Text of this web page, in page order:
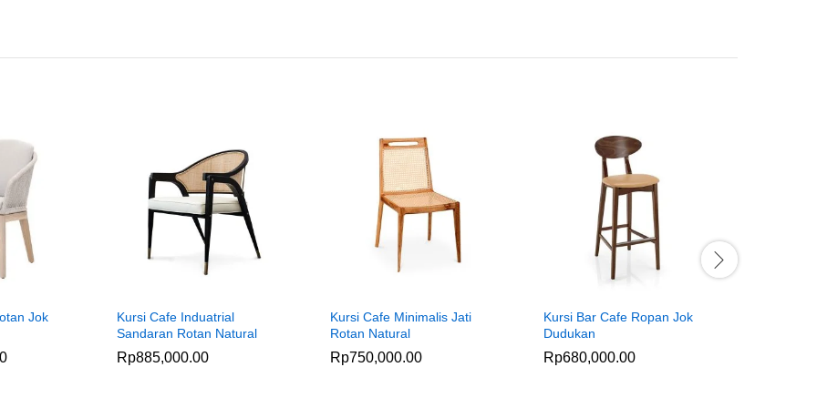
Jok
Kursi Cafe Induatrial
Sandaran Rotan Natural
Rp885,000.00
Kursi Cafe Minimalis Jati
Rotan Natural
Rp750,000.00
Kursi Bar Cafe Ropan Jok
Dudukan
Rp680,000.00